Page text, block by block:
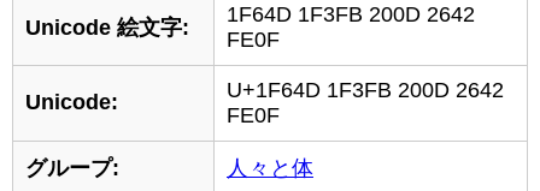
Unicode 絵文字:
1F64D 1F3FB 200D 2642
FE0F
Unicode:
U+1F64D 1F3FB 200D 2642
FE0F
グループ: 人々と体